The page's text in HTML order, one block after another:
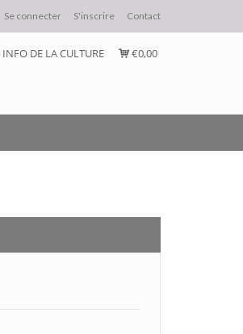
Se connecter S'inscrire Contact
INFO DE LA CULTURE €0,00